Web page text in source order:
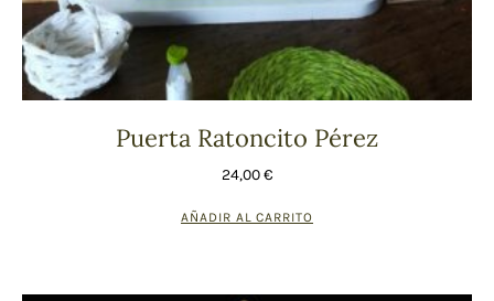
Puerta Ratoncito Pérez
24,00€
AÑADIR AL CARRITO